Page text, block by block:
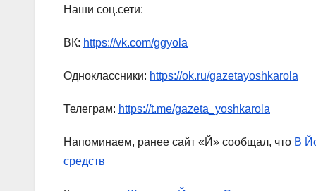
Наши соц.сети:
ВК: https://vk.com/ggyola
Одноклассники: https://ok.ru/gazetayoshkarola
Телеграм: https://t.me/gazeta_yoshkarola
Напоминаем, ранее сайт «Й» сообщал, что В
средств